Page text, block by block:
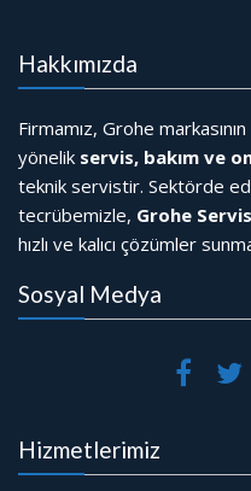
Hakkımızda
Firmamız, Grohe
yönelik servis, bakım ve
teknik servistir. Sektörde
tecrübemizle, Grohe Servis
hızlı ve kalıcı çözümler
Sosyal Medya
Hizmetlerimiz